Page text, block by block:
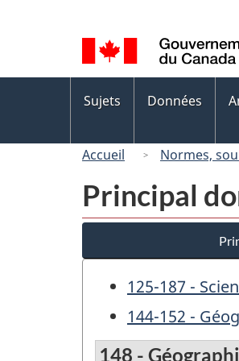
de
la
langue
des
Sujets Données
Accueil Normes,
Principal
125-187 -
144-152 -
148 -